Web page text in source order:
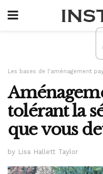
Les bases de l'aménagement
tolérant la
que vous
by Lisa Hallett Taylor